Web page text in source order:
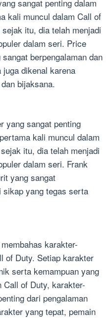
sangat penting dalam
kali muncul dalam Call of
itu, dia telah menjadi
dalam seri. Price
berpengalaman dan
dikenal karena
bijaksana.
yang sangat penting
kali muncul dalam
itu, dia telah menjadi
dalam seri. Frank
yang sangat
sikap yang tegas serta
karakter-
of Duty. Setiap karakter
serta kemampuan yang
Call of Duty, karakter-
dari pengalaman
yang tepat, pemain